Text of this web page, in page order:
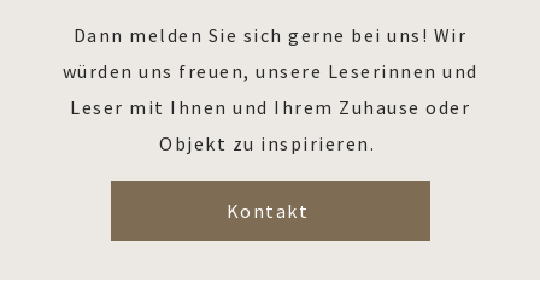
Dann melden Sie sich gerne bei uns! Wir
würden uns freuen, unsere Leserinnen und
Leser mit Ihnen und Ihrem Zuhause oder
Objekt zu inspirieren.
Kontakt